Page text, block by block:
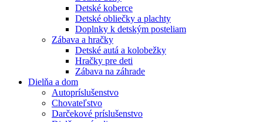
Detské koberce
Detské obliečky a plachty
Doplnky k detským posteliam
Zábava a hračky
Detské autá a kolobežky
Hračky pre deti
Zábava na záhrade
Dielňa a dom
Autopríslušenstvo
Chovateľstvo
Darčekové príslušenstvo